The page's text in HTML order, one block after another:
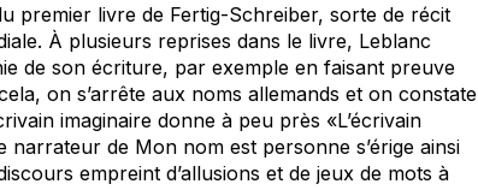
premier livre de Fertig-Schreiber, sorte de récit
À plusieurs reprises dans le livre, Leblanc
de son écriture, par exemple en faisant preuve
on s’arrête aux noms allemands et on constate
imaginaire donne à peu près «L’écrivain
narrateur de Mon nom est personne s’érige ainsi
empreint d’allusions et de jeux de mots à